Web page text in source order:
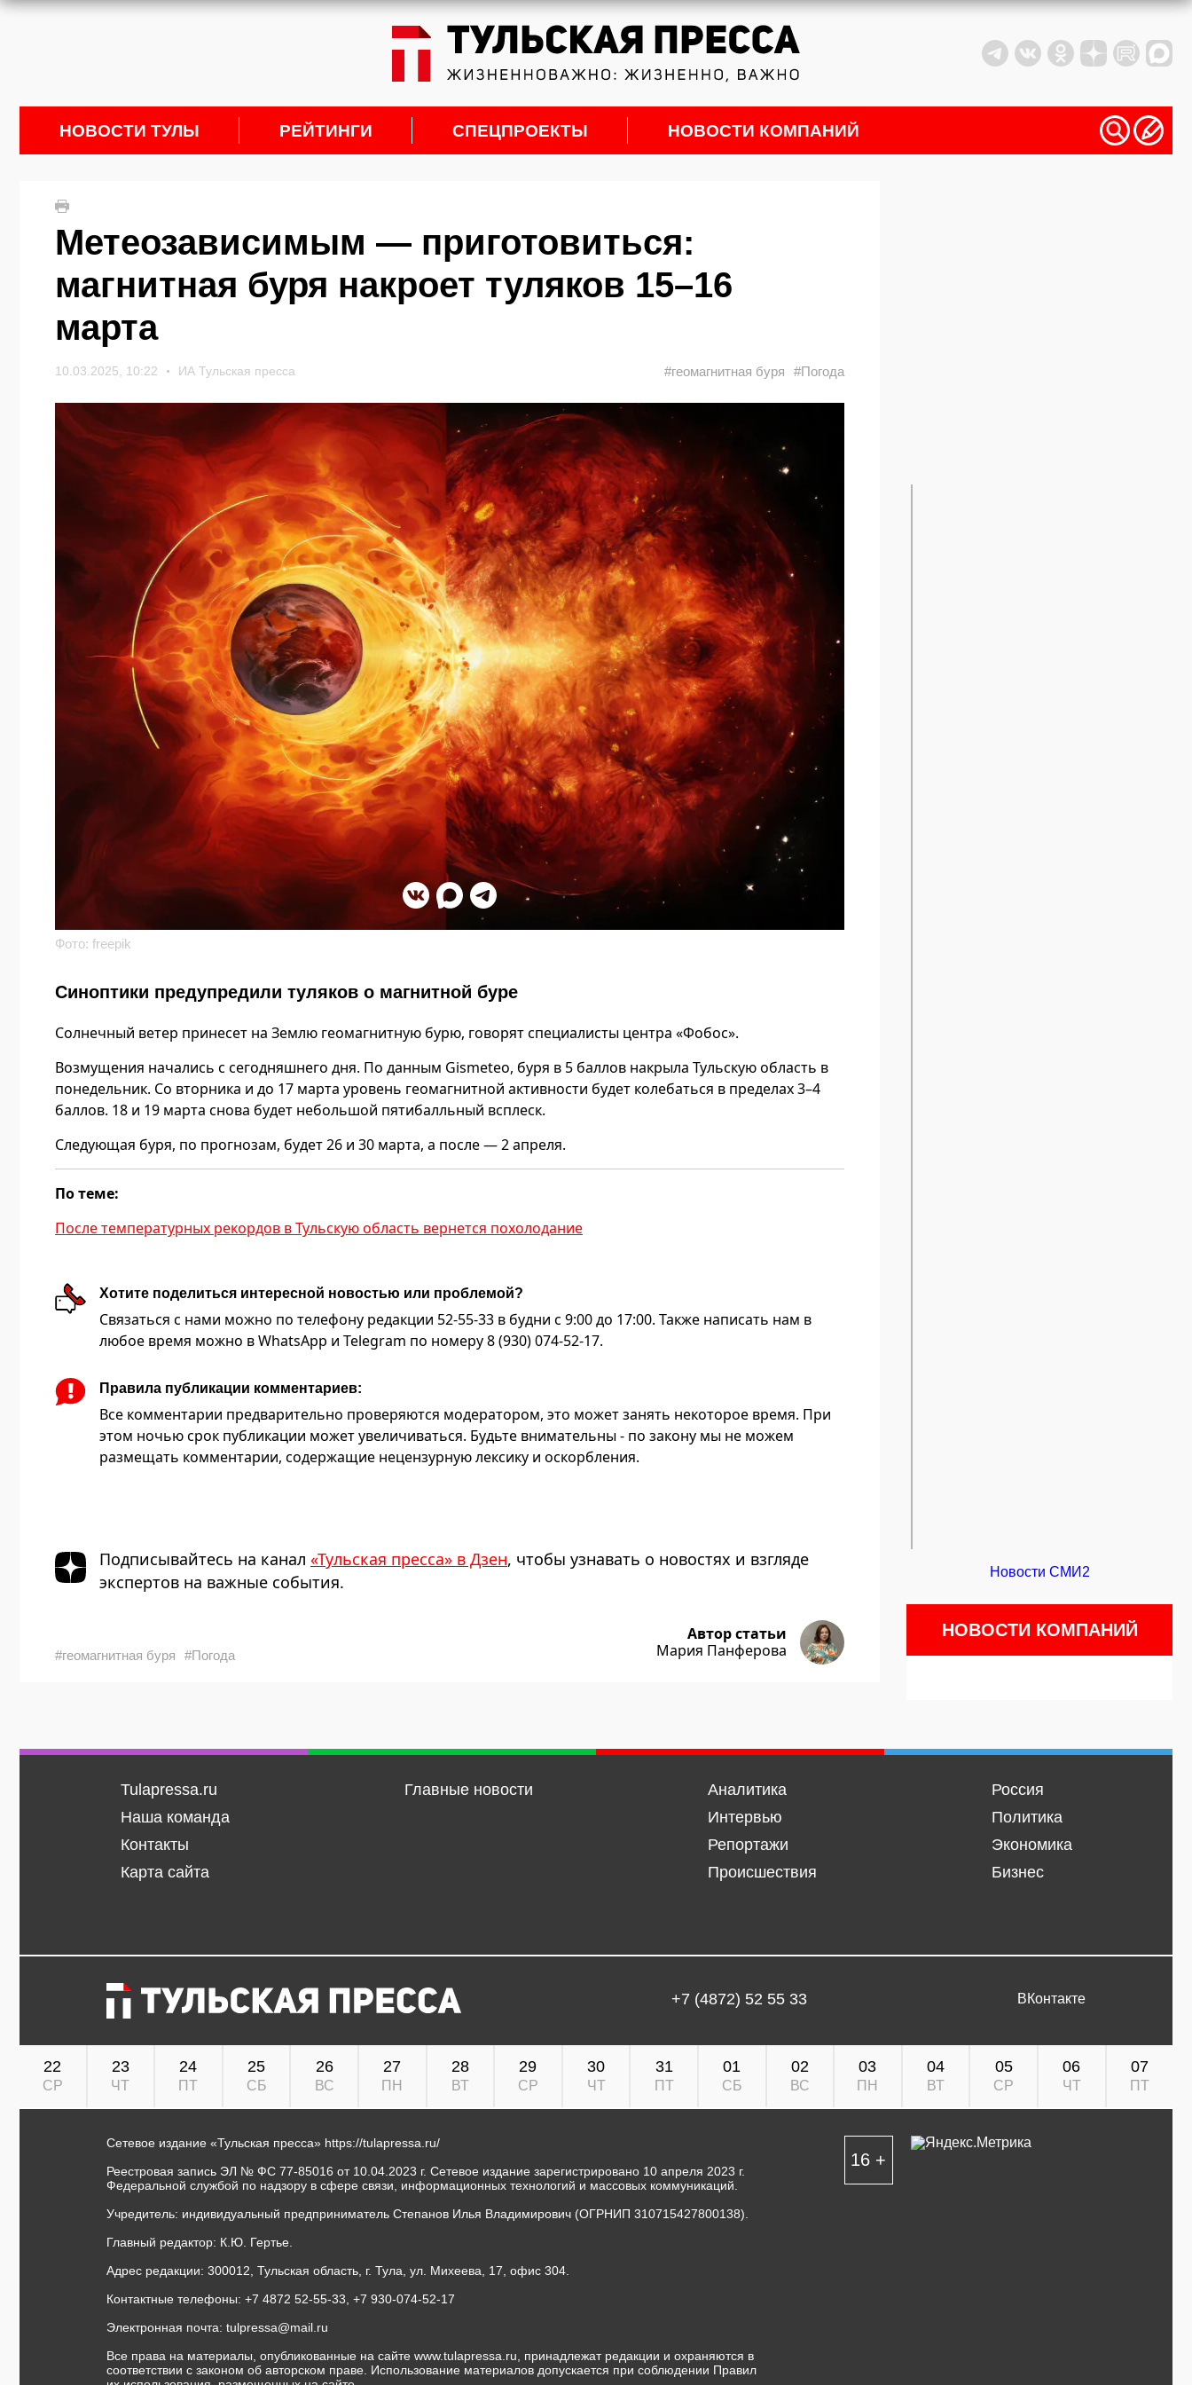
НОВОСТИ ТУЛЫ РЕЙТИНГИ СПЕЦПРОЕКТЫ НОВОСТИ КОМПАНИЙ
Метеозависимым — приготовиться:
магнитная буря накроет туляков 15–16
марта
10.03.2025, 10:22 ИА Тульская пресса #геомагнитная буря #Погода
Фото: freepik
Синоптики предупредили туляков о магнитной буре
Солнечный ветер принесет на Землю геомагнитную бурю, говорят специалисты центра «Фобос».
Возмущения начались с сегодняшнего дня. По данным Gismeteo, буря в 5 баллов накрыла Тульскую область в
понедельник. Со вторника и до 17 марта уровень геомагнитной активности будет колебаться в пределах 3–4
баллов. 18 и 19 марта снова будет небольшой пятибалльный всплеск.
Следующая буря, по прогнозам, будет 26 и 30 марта, а после — 2 апреля.
По теме:
После температурных рекордов в Тульскую область вернется похолодание
Хотите поделиться интересной новостью или проблемой?
Связаться с нами можно по телефону редакции 52-55-33 в будни с 9:00 до 17:00. Также написать нам в
любое время можно в WhatsApp и Telegram по номеру 8 (930) 074-52-17.
Правила публикации комментариев:
Все комментарии предварительно проверяются модератором, это может занять некоторое время. При
этом ночью срок публикации может увеличиваться. Будьте внимательны - по закону мы не можем
размещать комментарии, содержащие нецензурную лексику и оскорбления.
Подписывайтесь на канал «Тульская пресса» в Дзен, чтобы узнавать о новостях и взгляде
экспертов на важные события.
#геомагнитная буря #Погода
Автор статьи
Мария Панферова
Новости СМИ2
НОВОСТИ КОМПАНИЙ
Tulapressa.ru
Наша команда
Контакты
Карта сайта
Главные новости
Аналитика
Интервью
Репортажи
Происшествия
Россия
Политика
Экономика
Бизнес
+7 (4872) 52 55 33 ВКонтакте
22
СР
23
ЧТ
24
ПТ
25
СБ
26
ВС
27
ПН
28
ВТ
29
СР
30
ЧТ
31
ПТ
01
СБ
02
ВС
03
ПН
04
ВТ
05
СР
06
ЧТ
07
ПТ
Сетевое издание «Тульская пресса» https://tulapressa.ru/
Реестровая запись ЭЛ № ФС 77-85016 от 10.04.2023 г. Сетевое издание зарегистрировано 10 апреля 2023 г.
Федеральной службой по надзору в сфере связи, информационных технологий и массовых коммуникаций.
Учредитель: индивидуальный предприниматель Степанов Илья Владимирович (ОГРНИП 310715427800138).
Главный редактор: К.Ю. Гертье.
Адрес редакции: 300012, Тульская область, г. Тула, ул. Михеева, 17, офис 304.
Контактные телефоны: +7 4872 52-55-33, +7 930-074-52-17
Электронная почта: tulpressa@mail.ru
Все права на материалы, опубликованные на сайте www.tulapressa.ru, принадлежат редакции и охраняются в
соответствии с законом об авторском праве. Использование материалов допускается при соблюдении Правил
16 +